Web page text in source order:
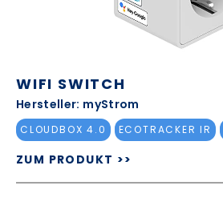
WIFI SWITCH
Hersteller: myStrom
CLOUDBOX 4.0 ECOTRACKER IR
ZUM PRODUKT >>